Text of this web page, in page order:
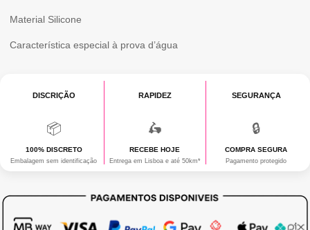
Material Silicone
Característica especial à prova d’água
DISCRIÇÃO
📦
100% DISCRETO
Embalagem sem identificação
RAPIDEZ
🛵
RECEBE HOJE
Entrega em Lisboa e até 50km*
SEGURANÇA
🔒
COMPRA SEGURA
Pagamento protegido